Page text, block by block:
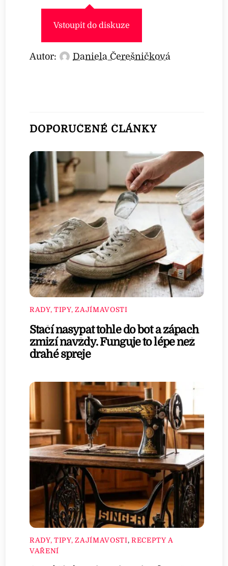
Vstoupit do diskuze
Autor: Daniela Čerešničková
DOPORUČENÉ ČLÁNKY
RADY, TIPY, ZAJÍMAVOSTI
Stačí nasypat tohle do bot a zápach
zmizí navždy. Funguje to lépe než
drahé spreje
RADY, TIPY, ZAJÍMAVOSTI, RECEPTY A
VAŘENÍ